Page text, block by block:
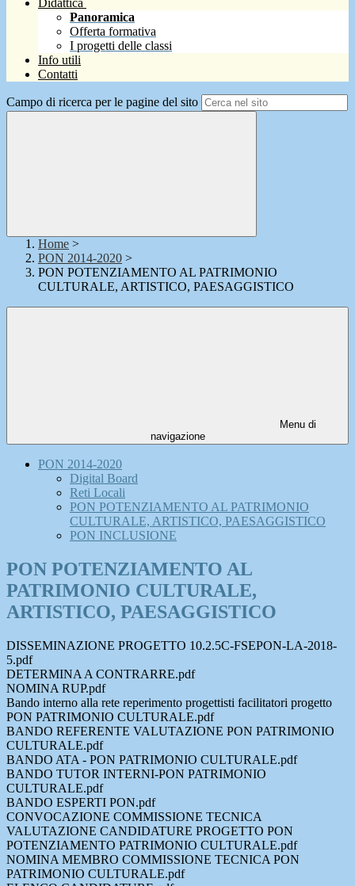
Didattica
Panoramica
Offerta formativa
I progetti delle classi
Info utili
Contatti
Campo di ricerca per le pagine del sito
Home >
PON 2014-2020 >
PON POTENZIAMENTO AL PATRIMONIO
CULTURALE, ARTISTICO, PAESAGGISTICO
Menu di
navigazione
PON 2014-2020
Digital Board
Reti Locali
PON POTENZIAMENTO AL PATRIMONIO
CULTURALE, ARTISTICO, PAESAGGISTICO
PON INCLUSIONE
PON POTENZIAMENTO AL
PATRIMONIO CULTURALE,
ARTISTICO, PAESAGGISTICO
DISSEMINAZIONE PROGETTO 10.2.5C-FSEPON-LA-2018-
5.pdf
DETERMINA A CONTRARRE.pdf
NOMINA RUP.pdf
Bando interno alla rete reperimento progettisti facilitatori progetto
PON PATRIMONIO CULTURALE.pdf
BANDO REFERENTE VALUTAZIONE PON PATRIMONIO
CULTURALE.pdf
BANDO ATA - PON PATRIMONIO CULTURALE.pdf
BANDO TUTOR INTERNI-PON PATRIMONIO
CULTURALE.pdf
BANDO ESPERTI PON.pdf
CONVOCAZIONE COMMISSIONE TECNICA
VALUTAZIONE CANDIDATURE PROGETTO PON
POTENZIAMENTO PATRIMONIO CULTURALE.pdf
NOMINA MEMBRO COMMISSIONE TECNICA PON
PATRIMONIO CULTURALE.pdf